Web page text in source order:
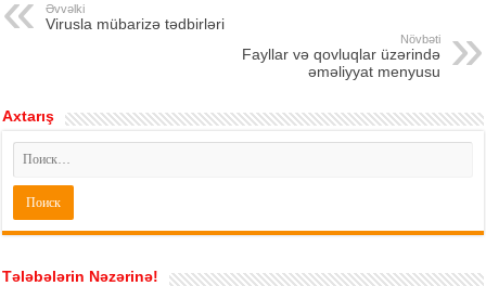
Əvvəlki
Virusla mübarizə tədbirləri
Növbəti
Fayllar və qovluqlar üzərində
əməliyyat menyusu
Axtarış
Tələbələrin Nəzərinə!